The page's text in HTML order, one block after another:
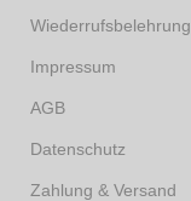
Wiederrufsbelehrung
Impressum
AGB
Datenschutz
Zahlung & Versand